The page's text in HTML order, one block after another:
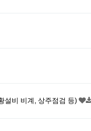
설비 비계, 상주점검 등)